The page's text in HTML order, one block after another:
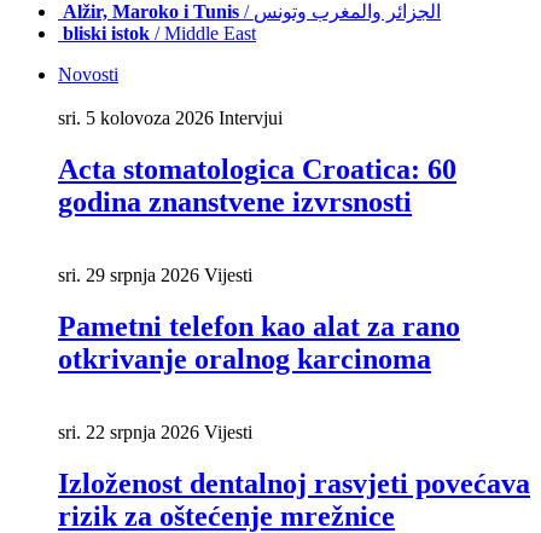
Alžir, Maroko i Tunis
/ الجزائر والمغرب وتونس
bliski istok / Middle East
Novosti
sri. 5 kolovoza 2026 Intervjui
Acta stomatologica Croatica: 60
godina znanstvene izvrsnosti
sri. 29 srpnja 2026 Vijesti
Pametni telefon kao alat za rano
otkrivanje oralnog karcinoma
sri. 22 srpnja 2026 Vijesti
Izloženost dentalnoj rasvjeti povećava
rizik za oštećenje mrežnice